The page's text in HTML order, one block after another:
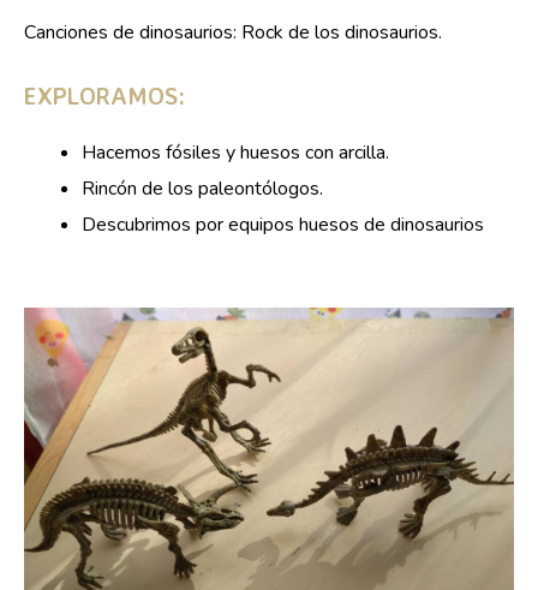
Canciones de dinosaurios: Rock de los dinosaurios.
EXPLORAMOS:
Hacemos fósiles y huesos con arcilla.
Rincón de los paleontólogos.
Descubrimos por equipos huesos de dinosaurios